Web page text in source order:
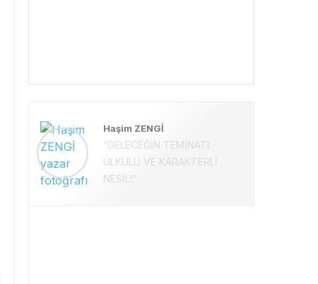
Haşim ZENGİ
“GELECEĞİN TEMİNATI:
ÜLKÜLÜ VE KARAKTERLİ
NESİL!”